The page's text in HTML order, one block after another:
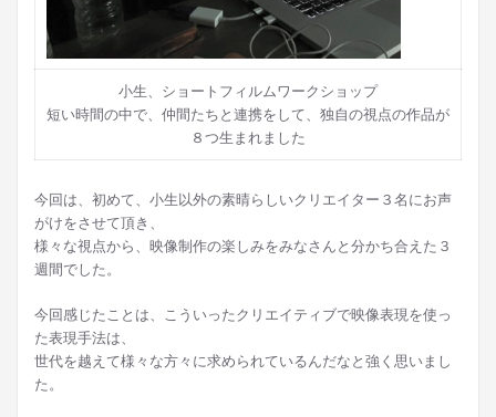
小生、ショートフィルムワークショップ
短い時間の中で、仲間たちと連携をして、独自の視点の作品が
８つ生まれました
今回は、初めて、小生以外の素晴らしいクリエイター３名にお声
がけをさせて頂き、
様々な視点から、映像制作の楽しみをみなさんと分かち合えた３
週間でした。
今回感じたことは、こういったクリエイティブで映像表現を使っ
た表現手法は、
世代を越えて様々な方々に求められているんだなと強く思いまし
た。